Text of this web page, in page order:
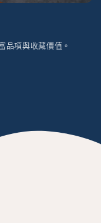
品項與收藏價值。